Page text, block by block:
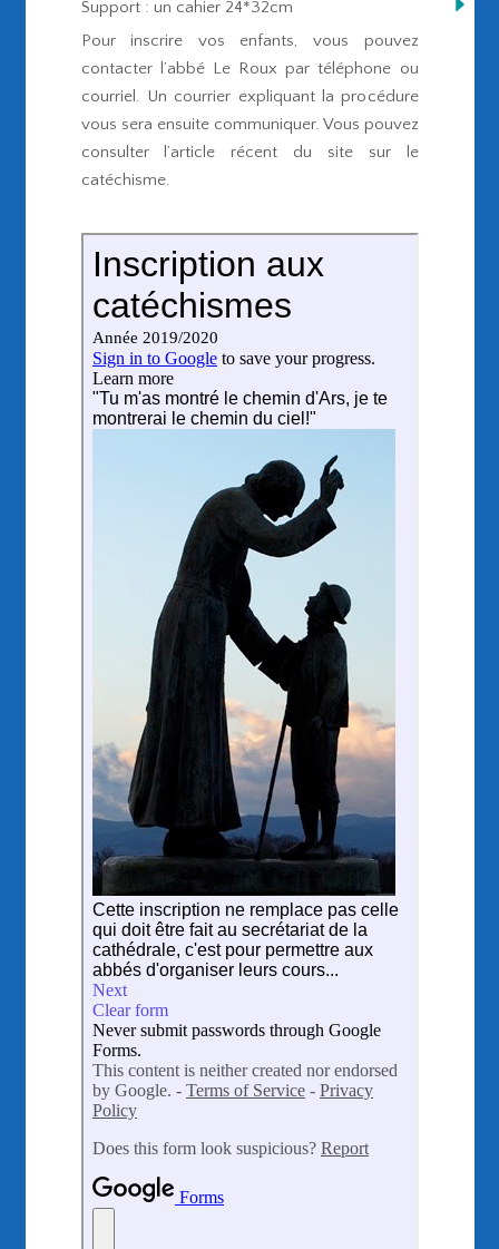
Support : un cahier 24*32cm
Pour inscrire vos enfants, vous pouvez
contacter l’abbé Le Roux par téléphone ou
courriel. Un courrier expliquant la procédure
vous sera ensuite communiquer. Vous pouvez
consulter l’article récent du site sur le
catéchisme.